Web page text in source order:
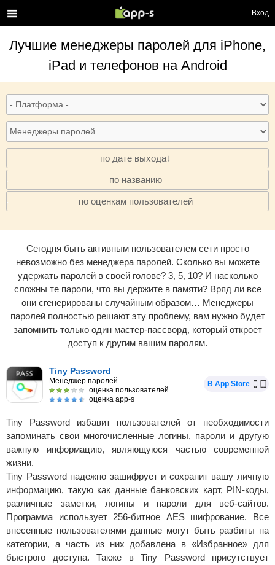
Вход
Лучшие менеджеры паролей для iPhone,
iPad и телефонов на Android
по дате выхода
· по названию
· по оценкам пользователей
Сегодня быть активным пользователем сети просто
невозможно без менеджера паролей. Сколько вы можете
удержать паролей в своей голове? 3, 5, 10? И насколько
сложны те пароли, что вы держите в памяти? Вряд ли все
они сгенерированы случайным образом… Менеджеры
паролей полностью решают эту проблему, вам нужно будет
запомнить только один мастер-пассворд, который откроет
доступ к другим вашим паролям.
Tiny Password
Менеджер паролей
оценка пользователей
оценка app-s
В App Store
Tiny Password избавит пользователей от необходимости
запоминать свои многочисленные логины, пароли и другую
важную информацию, являющуюся частью современной
жизни.
Tiny Password надежно зашифрует и сохранит вашу личную
информацию, такую как данные банковских карт, PIN-коды,
различные заметки, логины и пароли для веб-сайтов.
Программа использует 256-битное AES шифрование. Все
внесенные пользователями данные могут быть разбиты на
категории, а часть из них добавлена в «Избранное» для
быстрого доступа. Также в Tiny Password присутствует